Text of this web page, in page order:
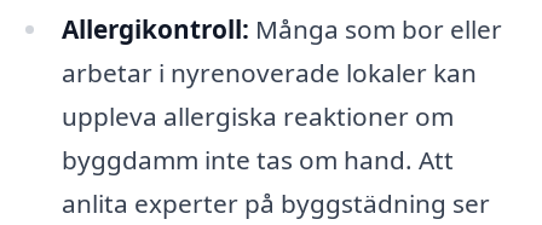
Allergikontroll: Många som bor eller
arbetar i nyrenoverade lokaler kan
uppleva allergiska reaktioner om
byggdamm inte tas om hand. Att
anlita experter på byggstädning ser